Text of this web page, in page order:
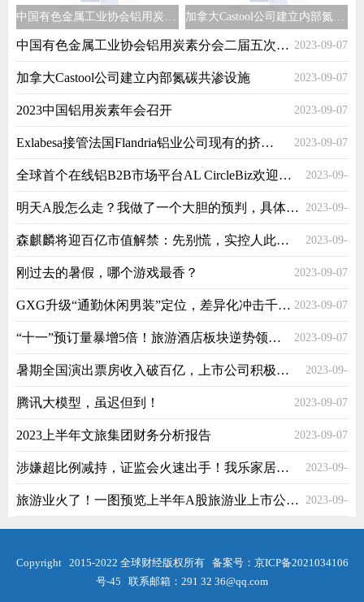
中国有色金属工业协会铝用炭素分会二届五次理事会召开 加拿大Castool公司建立内部氮碳共渗设施
中国有色金属工业协会铝用炭素分会二届五次理事会召开 2023-09-07
加拿大Castool公司建立内部氮碳共渗设施 2023-09-07
2023中国铝用炭素年会召开 2023-09-07
Exlabesa接管法国Flandria铝业公司现有的挤压业务 2023-09-07
全球首个在线铝B2B市场平台AL CircleBiz欢迎阿联酋金属贸易公司 2023-09-
07
明天A股怎么走？我做了一个大胆的预判，具体请看我的手绘预测图 2023-09-
07
森麒麟将迎百亿市值解禁：先别慌，实控人此前承诺3个月不减持 2023-09-
07
刚过去的暑假，哪个游戏最香？ 2023-09-07
GXG升级“通勤休闲男装”定位，差异化冲击千亿男装市场 2023-09-07
“十一”预订量暴增5倍！旅游酒店板块逆势领涨A股市场 2023-09-07
暑期全国演出票房收入破百亿，上市公司积极“拥抱”演出业务 2023-09-
07
腾讯大模型，虽迟但到！ 2023-09-07
2023上半年文旅集团财务分析报告 2023-09-07
涉嫌超比例减持，证监会火速出手！我乐家居相关股东被立案调查 2023-09-
07
旅游业火了！一图预览上半年A股旅游业上市公司运营景点接待情况 2023-09-
07
Copyright 2015-2022 全球财经版权所有 备案号： 京ICP备2021034106
号-45 联系邮箱：291 32 36@qq.com